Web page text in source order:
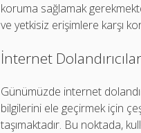
koruma sağlamak
ve yetkisiz erişimlere karşı
İnternet
Günümüzde internet
bilgilerini ele geçirmek için
taşımaktadır. Bu noktada,